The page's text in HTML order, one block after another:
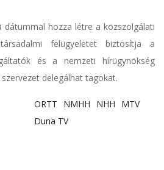
hozza létre a közszolgálati
felügyeletet biztosítja a
és a nemzeti hírügynökség
delegálhat tagokat.
ORTT NMHH NHH
MTV
Duna TV